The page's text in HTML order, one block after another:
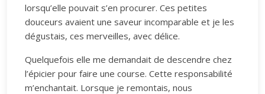
lorsqu’elle pouvait s’en procurer. Ces petites
douceurs avaient une saveur incomparable et je les
dégustais, ces merveilles, avec délice.
Quelquefois elle me demandait de descendre chez
l’épicier pour faire une course. Cette responsabilité
m’enchantait. Lorsque je remontais, nous